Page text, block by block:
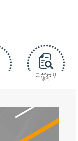
こだわり
条件